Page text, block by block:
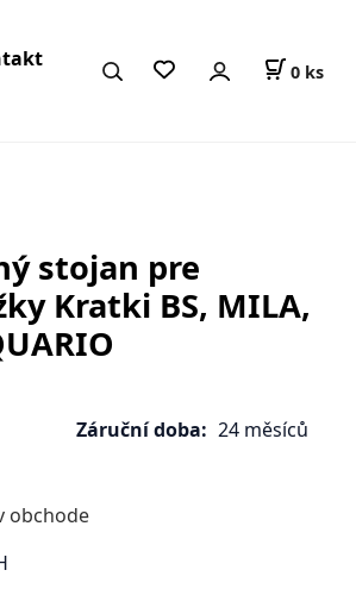
0 ks
stojan pre
Kratki BS, MILA,
Záruční doba: 24 měsíců
obchode